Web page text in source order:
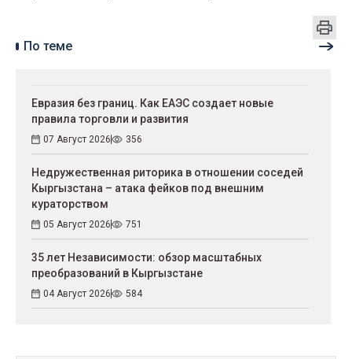
По теме
Евразия без границ. Как ЕАЭС создает новые
правила торговли и развития
07 Август 2026 356
Недружественная риторика в отношении соседей
Кыргызстана – атака фейков под внешним
кураторством
05 Август 2026 751
35 лет Независимости: обзор масштабных
преобразований в Кыргызстане
04 Август 2026 584